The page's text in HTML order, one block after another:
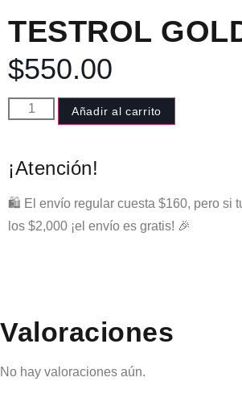
TESTROL
$550.00
Añadir al carrito
¡Atención!
🛍️ El envío regular cuesta $160, pero si
los $2,000 ¡el envío es gratis! 🎉
Valoraciones
No hay valoraciones aún.